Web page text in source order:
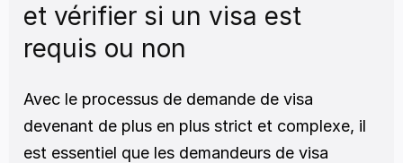
et vérifier si un visa est
requis ou non
Avec le processus de demande de visa
devenant de plus en plus strict et complexe, il
est essentiel que les demandeurs de visa